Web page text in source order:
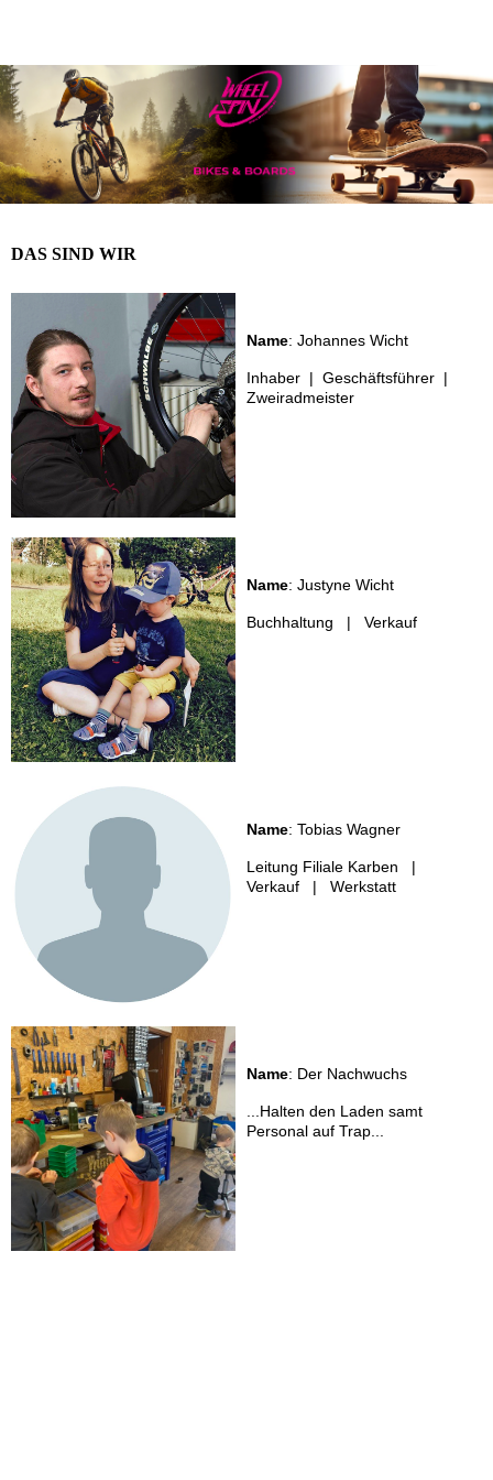
DAS SIND WIR
Name: Johannes Wicht
Inhaber | Geschäftsführer |
Zweiradmeister
Name: Justyne Wicht
Buchhaltung | Verkauf
Name: Tobias Wagner
Leitung Filiale Karben |
Verkauf | Werkstatt
Name: Der Nachwuchs
...Halten den Laden samt
Personal auf Trap...